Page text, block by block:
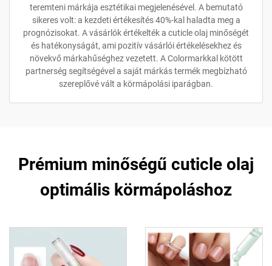
teremteni márkája esztétikai megjelenésével. A bemutató
sikeres volt: a kezdeti értékesítés 40%-kal haladta meg a
prognózisokat. A vásárlók értékelték a cuticle olaj minőségét
és hatékonyságát, ami pozitív vásárlói értékelésekhez és
növekvő márkahűséghez vezetett. A Colormarkkal kötött
partnerség segítségével a saját márkás termék megbízható
szereplővé vált a körmápolási iparágban.
Prémium minőségű cuticle olaj
optimális körmápoláshoz